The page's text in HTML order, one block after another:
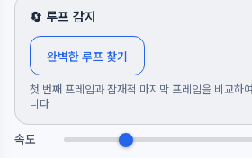
🔄 루프 감지
완벽한 루프 찾기
첫 번째 프레임과 잠재적 마지막 프레임을 비교하
니다
속도